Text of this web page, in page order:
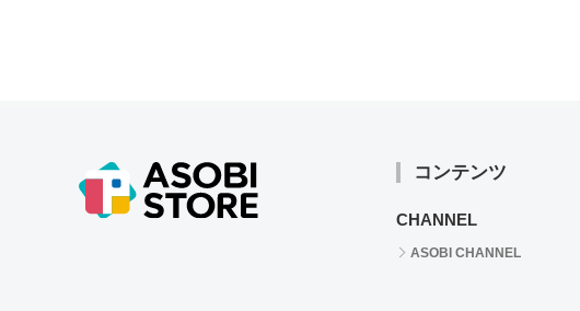
コンテンツ
CHANNEL
ASOBI CHANNEL